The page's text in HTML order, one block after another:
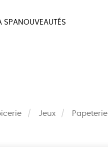
SPANOUVEAUTÉS
Jeux Papeterie